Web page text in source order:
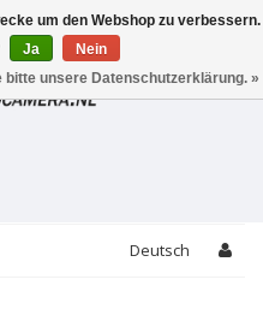
Deutsch
um den Webshop zu verbessern.
Ja
Nein
bitte unsere Datenschutzerklärung. »